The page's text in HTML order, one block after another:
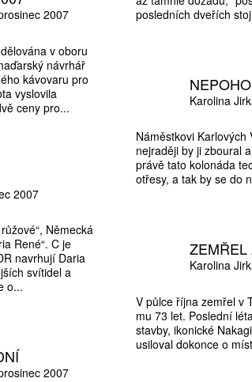
2007
v oboru
návrhář
kávovaru pro
vyslovila
ceny pro...
2007
Německá
René“. C je
navrhují Daria
svítidel a
o...
2007
posledních dveřích
Karolina
Náměstkovi
nejraději by ji zboural
právě tato kolonáda
otřesy, a tak by se do
ZEMŘEL
Karolina
V půlce října zemřel v
mu 73 let. Poslední
stavby, ikonické
usiloval dokonce o
ČLENSKÁ KARTA ARTCARD
PŘEDPLATNÉ